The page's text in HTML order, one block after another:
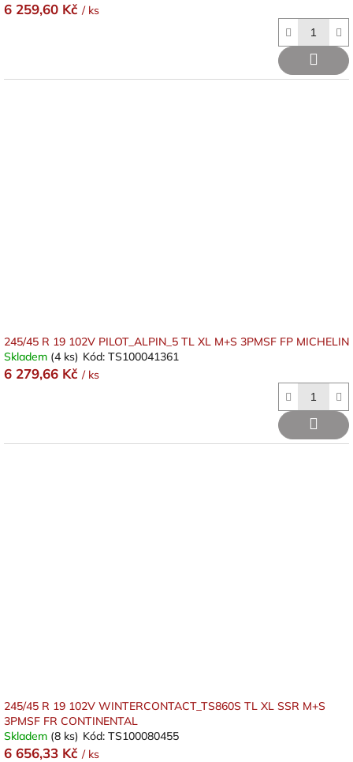
6 259,60 Kč / ks
245/45 R 19 102V PILOT_ALPIN_5 TL XL M+S 3PMSF FP MICHELIN
Skladem (4 ks) Kód: TS100041361
6 279,66 Kč / ks
245/45 R 19 102V WINTERCONTACT_TS860S TL XL SSR M+S
3PMSF FR CONTINENTAL
Skladem (8 ks) Kód: TS100080455
6 656,33 Kč / ks